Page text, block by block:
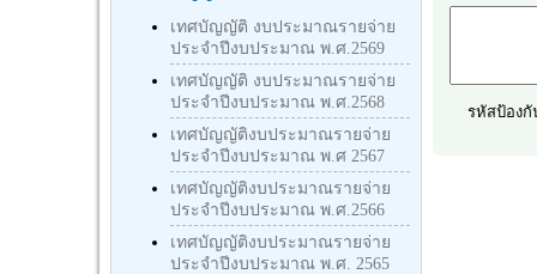
เทศบัญญัติ งบประมาณรายจ่าย
ประจำปีงบประมาณ พ.ศ.2569
เทศบัญญัติ งบประมาณรายจ่าย
ประจำปีงบประมาณ พ.ศ.2568
เทศบัญญัติงบประมาณรายจ่าย
ประจำปีงบประมาณ พ.ศ 2567
เทศบัญญัติงบประมาณรายจ่าย
ประจำปีงบประมาณ พ.ศ.2566
เทศบัญญัติงบประมาณรายจ่าย
ประจำปีงบประมาณ พ.ศ. 2565
รหัสป้องกั